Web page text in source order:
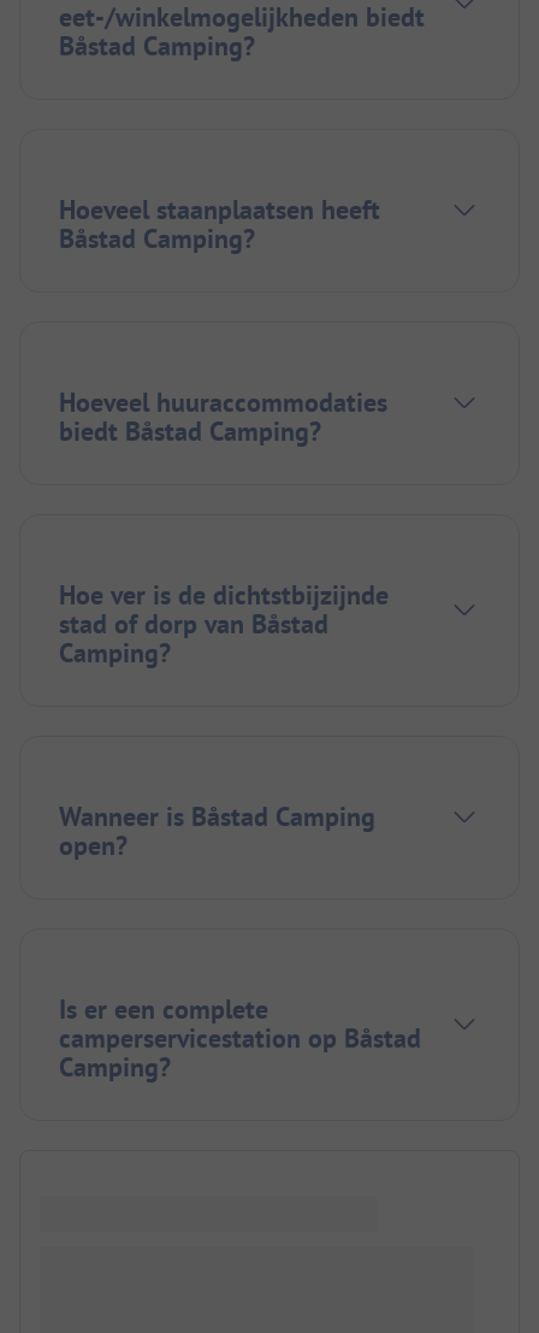
eet-/winkelmogelijkheden biedt
Båstad Camping?
Hoeveel staanplaatsen heeft
Båstad Camping?
Hoeveel huuraccommodaties
biedt Båstad Camping?
Hoe ver is de dichtstbijzijnde
stad of dorp van Båstad
Camping?
Wanneer is Båstad Camping
open?
Is er een complete
camperservicestation op Båstad
Camping?